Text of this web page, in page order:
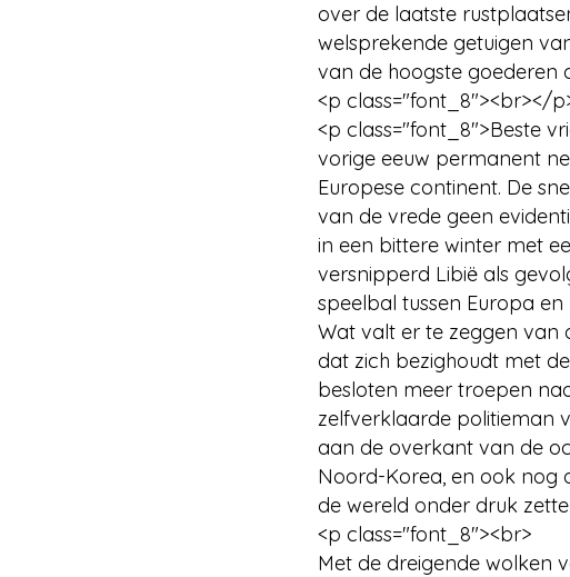
over de laatste
welsprekende getuigen
van de hoogste goederen
<p class="font_8"><br></
<p class="font_8">Beste
vorige eeuw permanent
Europese continent. De
van de vrede geen
in een bittere winter met
versnipperd Libië als
speelbal tussen Europa
Wat valt er te zeggen van
dat zich bezighoudt met
besloten meer troepen
zelfverklaarde politieman
aan de overkant van de
Noord-Korea, en ook nog
de wereld onder druk
<p class="font_8"><br>
Met de dreigende wolken